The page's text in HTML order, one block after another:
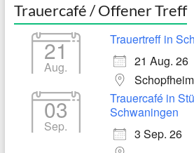
Trauercafé / Offener Treff
21
Aug.
Trauertreff in
21 Aug. 26
Schopfheim
03
Sep.
Trauercafé in
Schwaningen
3 Sep. 26